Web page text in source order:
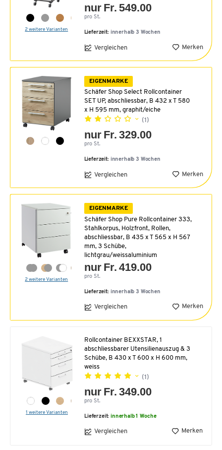
2 weitere Varianten
nur Fr. 549.00
pro St.
Lieferzeit: innerhalb 3 Wochen
Vergleichen Merken
EIGENMARKE
Schäfer Shop Select Rollcontainer
SET UP, abschliessbar, B 432 x T 580
x H 595 mm, graphit/eiche
(1)
nur Fr. 329.00
pro St.
Lieferzeit: innerhalb 3 Wochen
Vergleichen Merken
2 weitere Varianten
EIGENMARKE
Schäfer Shop Pure Rollcontainer 333,
Stahlkorpus, Holzfront, Rollen,
abschliessbar, B 435 x T 565 x H 567
mm, 3 Schübe,
lichtgrau/weissaluminium
nur Fr. 419.00
pro St.
Lieferzeit: innerhalb 3 Wochen
Vergleichen Merken
1 weitere Varianten
Rollcontainer BEXXSTAR, 1
abschliessbarer Utensilienauszug & 3
Schübe, B 430 x T 600 x H 600 mm,
weiss
(1)
nur Fr. 349.00
pro St.
Lieferzeit:innerhalb 1 Woche
Vergleichen Merken